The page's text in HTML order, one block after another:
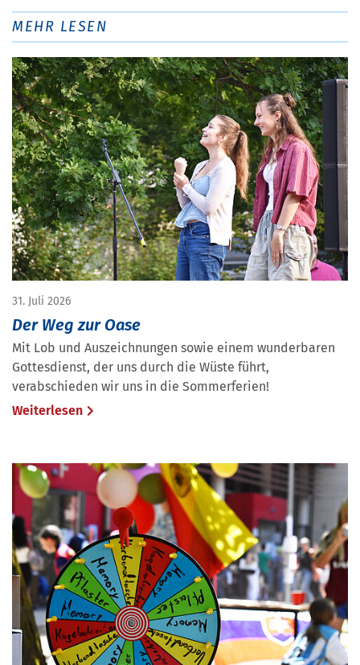
MEHR LESEN
31. Juli 2026
Der Weg zur Oase
Mit Lob und Auszeichnungen sowie einem wunderbaren
Gottesdienst, der uns durch die Wüste führt,
verabschieden wir uns in die Sommerferien!
Weiterlesen